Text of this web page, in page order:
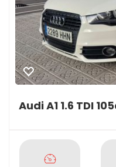
Audi A1 1.6 TDI